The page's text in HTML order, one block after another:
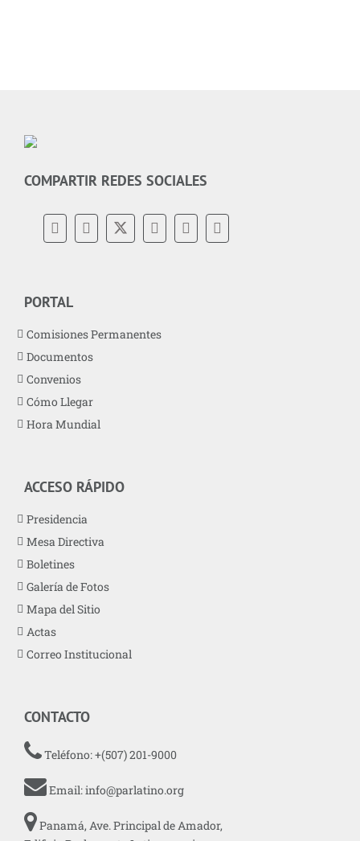
COMPARTIR REDES SOCIALES
PORTAL
Comisiones Permanentes
Documentos
Convenios
Cómo Llegar
Hora Mundial
ACCESO RÁPIDO
Presidencia
Mesa Directiva
Boletines
Galería de Fotos
Mapa del Sitio
Actas
Correo Institucional
CONTACTO
Teléfono: +(507) 201-9000
Email:info@parlatino.org
Panamá, Ave. Principal de Amador,